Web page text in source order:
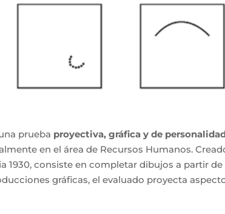
prueba proyectiva, gráfica y de
en el área de Recursos Humanos.
1930, consiste en completar dibujos a partir de
gráficas, el evaluado proyecta